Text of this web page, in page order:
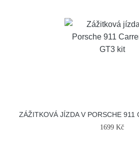
ZÁŽITKOVÁ JÍZDA V PORSCHE 911
1699 Kč